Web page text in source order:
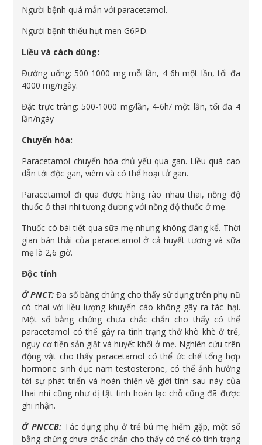
Người bệnh quá mẫn với paracetamol.
Người bệnh thiếu hụt men G6PD.
Liều và cách dùng:
Đường uống: 500-1000 mg mỗi lần, 4-6h một lần, tối đa
4000 mg/ngày.
Đặt trực tràng: 500-1000 mg/lần, 4-6h/ một lần, tối đa 4
lần/ngày
Chuyển hóa:
Paracetamol chuyển hóa chủ yếu qua gan. Liều quá cao
dẫn tới độc gan, viêm và có thể hoại tử gan.
Paracetamol đi qua được hàng rào nhau thai, nồng độ
thuốc ở thai nhi tương đương với nồng độ thuốc ở mẹ.
Thuốc có bài tiết qua sữa mẹ nhưng không đáng kể. Thời
gian bán thải của paracetamol ở cả huyết tương và sữa
mẹ là 2,6 giờ.
Độc tính
Ở PNCT: Đa số bằng chứng cho thấy sử dụng trên phụ nữ
có thai với liều lượng khuyến cáo không gây ra tác hại.
Một số bằng chứng chưa chắc chắn cho thấy có thể
paracetamol có thể gây ra tình trạng thở khò khè ở trẻ,
nguy cơ tiền sản giật và huyết khối ở mẹ. Nghiên cứu trên
động vật cho thấy paracetamol có thể ức chế tổng hợp
hormone sinh dục nam testosterone, có thể ảnh hưởng
tới sự phát triển và hoàn thiện về giới tính sau này của
thai nhi cũng như dị tật tinh hoàn lạc chỗ cũng đã được
ghi nhận.
Ở PNCCB:Tác dụng phụ ở trẻ bú mẹ hiếm gặp, một số
bằng chứng chưa chắc chắn cho thấy có thể có tình trạng